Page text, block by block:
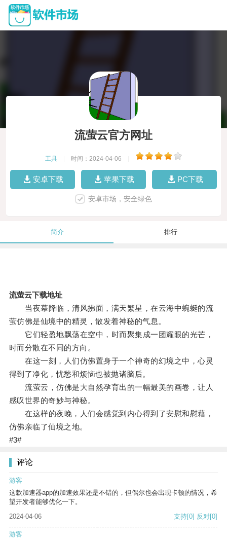
流萤云官方网址
工具 时间：2024-04-06
安卓下载 苹果下载 PC下载
安卓市场，安全绿色
简介 排行
流萤云下载地址
当夜幕降临，清风拂面，满天繁星，在云海中蜿蜒的流
萤仿佛是仙境中的精灵，散发着神秘的气息。
它们轻盈地飘荡在空中，时而聚集成一团耀眼的光芒，
时而分散在不同的方向。
在这一刻，人们仿佛置身于一个神奇的幻境之中，心灵
得到了净化，忧愁和烦恼也被抛诸脑后。
流萤云，仿佛是大自然孕育出的一幅最美的画卷，让人
感叹世界的奇妙与神秘。
在这样的夜晚，人们会感觉到内心得到了安慰和慰藉，
仿佛亲临了仙境之地。
#3#
评论
游客
这款加速器app的加速效果还是不错的，但偶尔也会出现卡顿的情况，希
望开发者能够优化一下。
2024-04-06
支持[0] 反对[0]
游客